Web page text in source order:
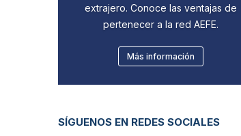
extrajero. Conoce las ventajas de
pertenecer a la red AEFE.
Más información
SÍGUENOS EN REDES SOCIALES